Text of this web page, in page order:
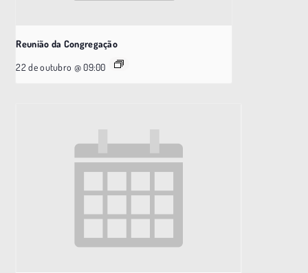
Reunião da Congregação
22 de outubro @ 09:00